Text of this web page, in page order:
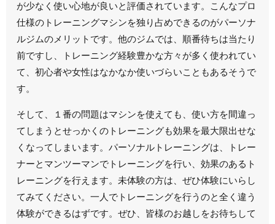
が少なく使い心地が良いと評価されています。こんなプロ
仕様のトレーニングマシンを独り占めできるのがパーソナ
ルジムのメリットです。他のジムでは、順番待ちは当たり
前ですし、トレーニング経験豊かな方々が多く使われてい
て、初心者や女性はなかなか使いづらいこともあるそうで
す。
そして、１番の問題はマシンを使えても、使い方を間違っ
てしまうとせっかくのトレーニングも効果を最大限出せな
くなってしまいます。パーソナルトレーニングは、トレー
ナーとマンツーマンでトレーニングを行い、効果のあるト
レーニングを行えます。未体験の方は、ぜひ体験にいらし
てみてください。一人でトレーニングを行うのと全く違う
体験ができるはずです。ぜひ、皆様のお越しをお待ちして